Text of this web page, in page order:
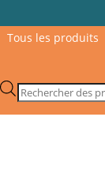
Tous les produits
Recherche